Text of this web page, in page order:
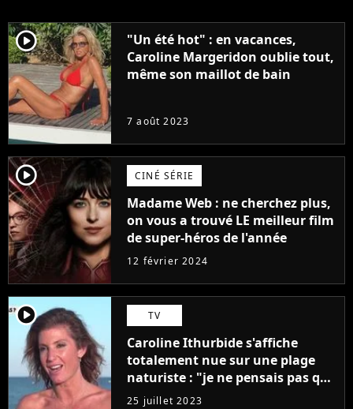
player2
"Un été hot" : en vacances,
Caroline Margeridon oublie tout,
même son maillot de bain
7 août 2023
player2 CINÉ SÉRIE
Madame Web : ne cherchez plus,
on vous a trouvé LE meilleur film
de super-héros de l'année
12 février 2024
player2 TV
Caroline Ithurbide s'affiche
totalement nue sur une plage
naturiste : "je ne pensais pas que
j'arriverais à le faire..."
25 juillet 2023